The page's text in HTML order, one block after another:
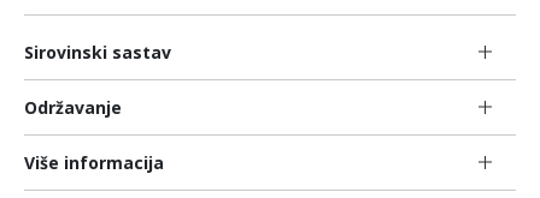
Sirovinski sastav
Održavanje
Više informacija